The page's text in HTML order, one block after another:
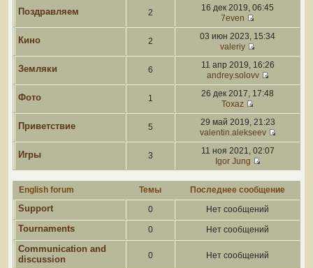
Поздравляем 2
16 дек 2019, 06:45
7even
Кино 2
03 июн 2023, 15:34
valeriy
Земляки 6
11 апр 2019, 16:26
andrey.solovv
Фото 1
26 дек 2017, 17:48
Toxaz
Приветствие 5
29 май 2019, 21:23
valentin.alekseev
Игры 3
11 ноя 2021, 02:07
Igor Jung
English forum Темы Последнее сообщение
Support 0 Нет сообщений
Tournaments 0 Нет сообщений
Communication and
discussion
0 Нет сообщений